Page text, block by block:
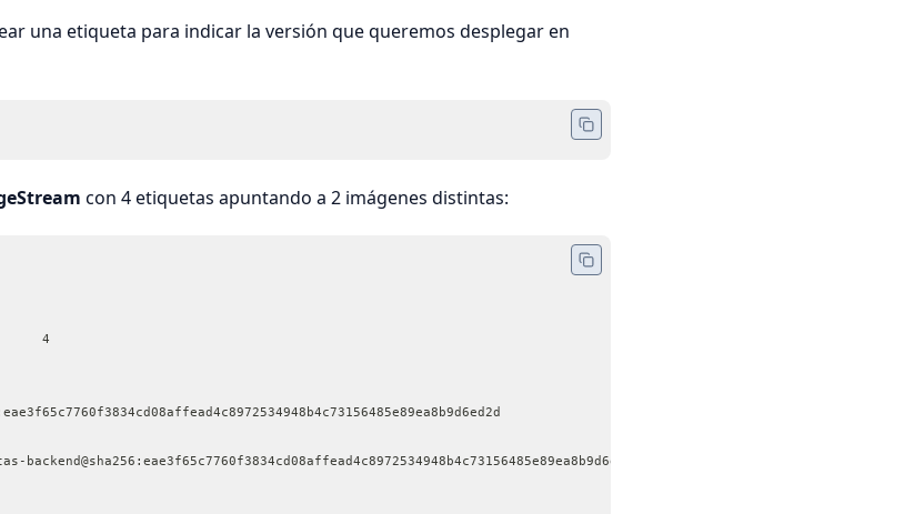
una etiqueta para indicar la versión que queremos desplegar en
con 4 etiquetas apuntando a 2 imágenes distintas:
Tags:   			4
backend@sha256:eae3f65c7760f3834cd08affead4c8972534948b4c73156485e89ea8b9d6ed2d